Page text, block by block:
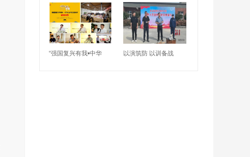
“强国复兴有我•中华 以演筑防 以训备战